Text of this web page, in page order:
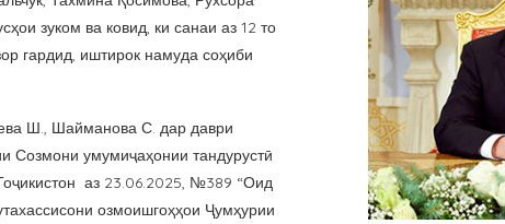
зуком ва ковид, ки санаи аз 12 то
гардид, иштирок намуда соҳиби
Ш., Шайманова С. дар даври
Созмони умумиҷаҳонии тандурустӣ
аз 23.06.2025, №389 “Оид
озмоишгоҳҳои Ҷумҳурии